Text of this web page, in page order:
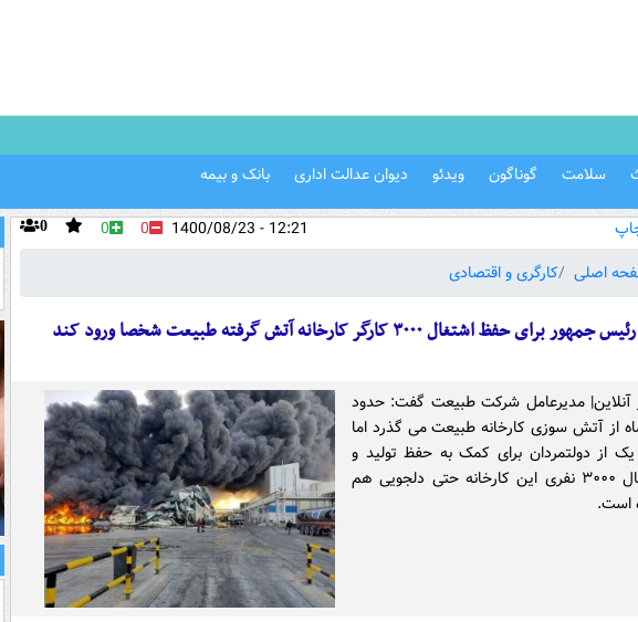
سلامت گوناگون ویدئو دیوان عدالت اداری بانک و بیمه
0 0 0
12:21 - 1400/08/23
اصلی
کارگری و اقتصادی
رئیس جمهور برای حفظ اشتغال ۳۰۰۰ کارگر کارخانه آتش گرفته طبیعت شخصا ورود کند
آنلاین| مدیرعامل شرکت طبیعت گفت: حدود
از آتش سوزی کارخانه طبیعت می گذرد اما
از دولتمردان برای کمک به حفظ تولید و
اشتغال ۳۰۰۰ نفری این کارخانه حتی دلجویی هم
است.